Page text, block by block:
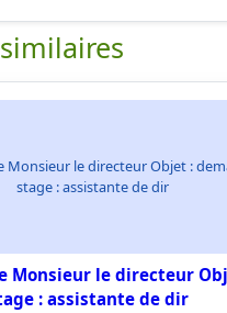
Monsieur le directeur Objet :
stage : assistante de dir
Monsieur le directeur
: assistante de dir